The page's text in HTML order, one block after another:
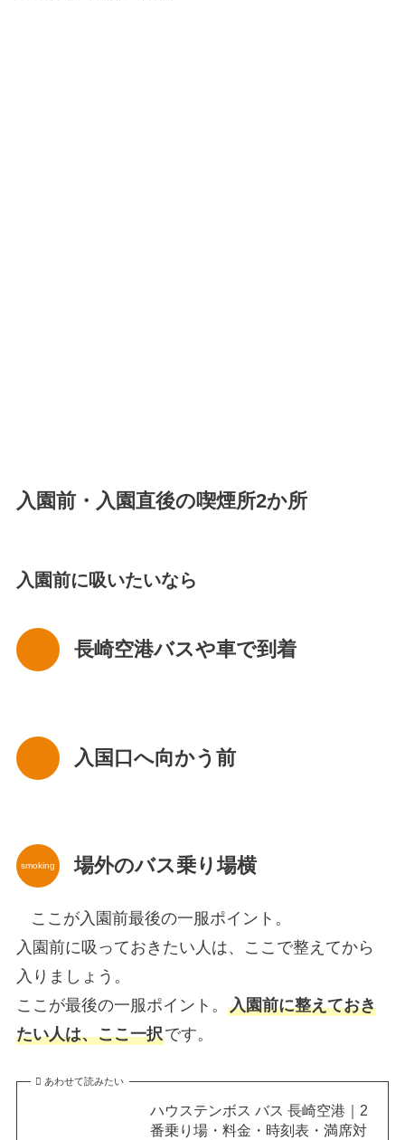
入園前・入園直後の喫煙所2か所
入園前に吸いたいなら
長崎空港バスや車で到着
入国口へ向かう前
smoking 場外のバス乗り場横
ここが入園前最後の一服ポイント。
入園前に吸っておきたい人は、ここで整えてから
入りましょう。
ここが最後の一服ポイント。 入園前に整えておき
たい人は、ここ一択です。
あわせて読みたい
ハウステンボス バス 長崎空港｜2
番乗り場・料金・時刻表・満席対